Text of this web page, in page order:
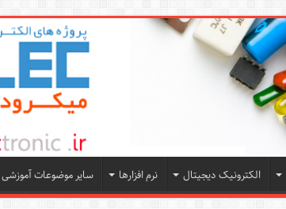
الکترونیک دیجیتال نرم افزارها سایر موضوعات آموزشی